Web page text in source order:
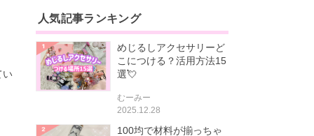
い
人気記事ランキング
めじるしアクセサリーど
こにつける？活用方法15
選💘
むーみー
2025.12.28
100均で材料が揃っちゃ